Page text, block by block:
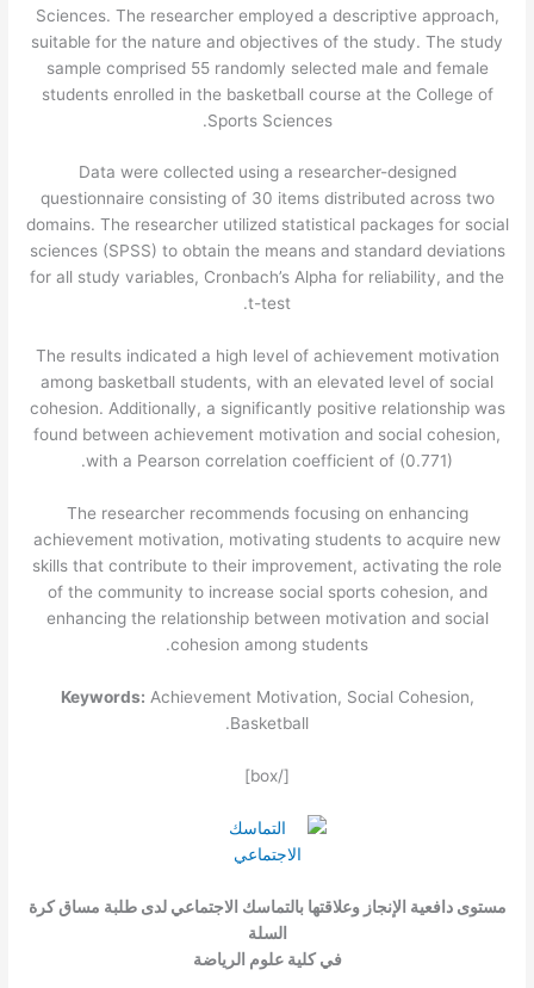
Sciences. The researcher employed a descriptive approach,
suitable for the nature and objectives of the study. The study
sample comprised 55 randomly selected male and female
students enrolled in the basketball course at the College of
Sports Sciences.
Data were collected using a researcher-designed
questionnaire consisting of 30 items distributed across two
domains. The researcher utilized statistical packages for social
sciences (SPSS) to obtain the means and standard deviations
for all study variables, Cronbach’s Alpha for reliability, and the
t-test.
The results indicated a high level of achievement motivation
among basketball students, with an elevated level of social
cohesion. Additionally, a significantly positive relationship was
found between achievement motivation and social cohesion,
with a Pearson correlation coefficient of (0.771).
The researcher recommends focusing on enhancing
achievement motivation, motivating students to acquire new
skills that contribute to their improvement, activating the role
of the community to increase social sports cohesion, and
enhancing the relationship between motivation and social
cohesion among students.
Keywords: Achievement Motivation, Social Cohesion,
Basketball.
[/box]
مستوى دافعية الإنجاز وعلاقتها بالتماسك الاجتماعي لدى طلبة مساق كرة
السلة
في كلية علوم الرياضة